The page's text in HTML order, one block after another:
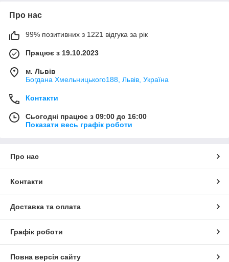
Про нас
99% позитивних з 1221 відгука за рік
Працює з 19.10.2023
м. Львів
Богдана Хмельницького188, Львів, Україна
Контакти
Сьогодні працює з 09:00 до 16:00
Показати весь графік роботи
Про нас
Контакти
Доставка та оплата
Графік роботи
Повна версія сайту